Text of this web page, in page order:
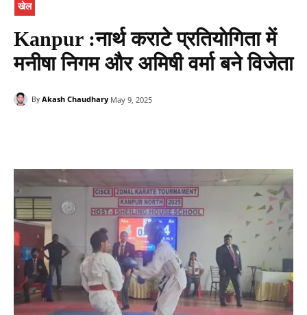
खेल
Kanpur :नार्थ कराटे प्रतियाेगिता में
मनीषा निगम और अमिषी वर्मा बने विजेता
By Akash Chaudhary May 9, 2025